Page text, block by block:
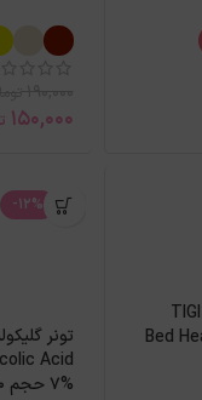
150,000
وزگیر صابونی تی جی TIGI
-12%
تونر
Acid
7% حجم 240 میل